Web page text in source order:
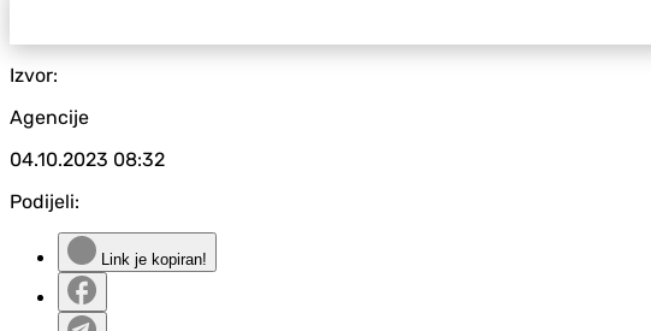
Izvor:
Agencije
04.10.2023 08:32
Podijeli:
Link je kopiran!